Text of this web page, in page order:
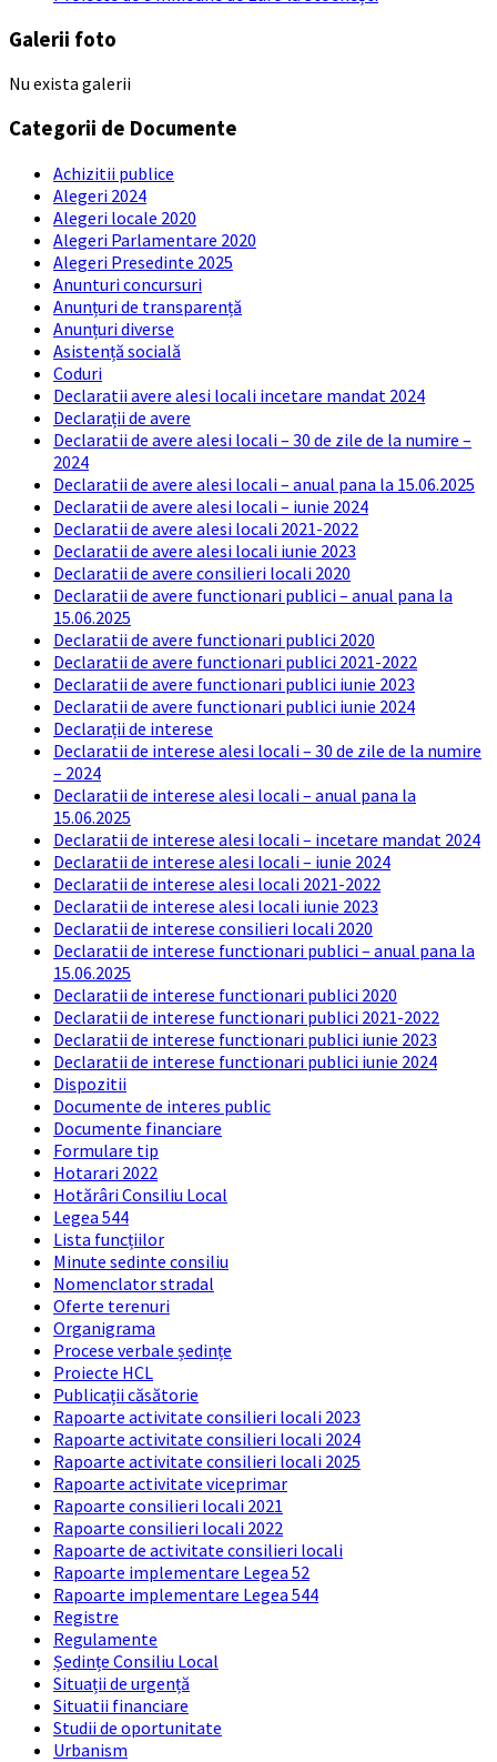
Galerii foto
Nu exista galerii
Categorii de Documente
Achizitii publice
Alegeri 2024
Alegeri locale 2020
Alegeri Parlamentare 2020
Alegeri Presedinte 2025
Anunturi concursuri
Anunțuri de transparență
Anunțuri diverse
Asistență socială
Coduri
Declaratii avere alesi locali incetare mandat 2024
Declarații de avere
Declaratii de avere alesi locali – 30 de zile de la numire –
2024
Declaratii de avere alesi locali – anual pana la 15.06.2025
Declaratii de avere alesi locali – iunie 2024
Declaratii de avere alesi locali 2021-2022
Declaratii de avere alesi locali iunie 2023
Declaratii de avere consilieri locali 2020
Declaratii de avere functionari publici – anual pana la
15.06.2025
Declaratii de avere functionari publici 2020
Declaratii de avere functionari publici 2021-2022
Declaratii de avere functionari publici iunie 2023
Declaratii de avere functionari publici iunie 2024
Declarații de interese
Declaratii de interese alesi locali – 30 de zile de la numire
– 2024
Declaratii de interese alesi locali – anual pana la
15.06.2025
Declaratii de interese alesi locali – incetare mandat 2024
Declaratii de interese alesi locali – iunie 2024
Declaratii de interese alesi locali 2021-2022
Declaratii de interese alesi locali iunie 2023
Declaratii de interese consilieri locali 2020
Declaratii de interese functionari publici – anual pana la
15.06.2025
Declaratii de interese functionari publici 2020
Declaratii de interese functionari publici 2021-2022
Declaratii de interese functionari publici iunie 2023
Declaratii de interese functionari publici iunie 2024
Dispozitii
Documente de interes public
Documente financiare
Formulare tip
Hotarari 2022
Hotărâri Consiliu Local
Legea 544
Lista funcțiilor
Minute sedinte consiliu
Nomenclator stradal
Oferte terenuri
Organigrama
Procese verbale ședințe
Proiecte HCL
Publicații căsătorie
Rapoarte activitate consilieri locali 2023
Rapoarte activitate consilieri locali 2024
Rapoarte activitate consilieri locali 2025
Rapoarte activitate viceprimar
Rapoarte consilieri locali 2021
Rapoarte consilieri locali 2022
Rapoarte de activitate consilieri locali
Rapoarte implementare Legea 52
Rapoarte implementare Legea 544
Registre
Regulamente
Ședințe Consiliu Local
Situații de urgență
Situatii financiare
Studii de oportunitate
Urbanism